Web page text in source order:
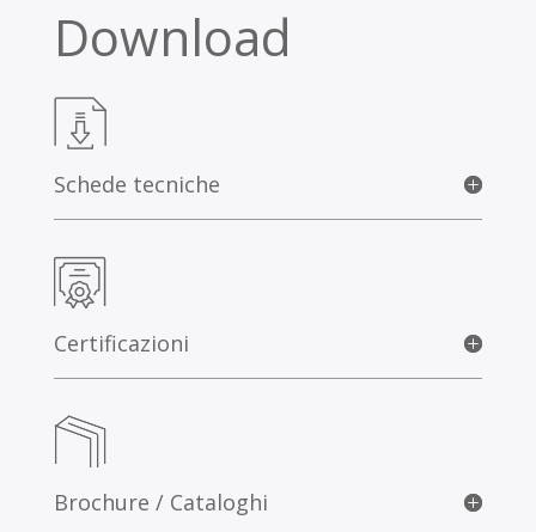
Download
Schede tecniche
Certificazioni
Brochure / Cataloghi